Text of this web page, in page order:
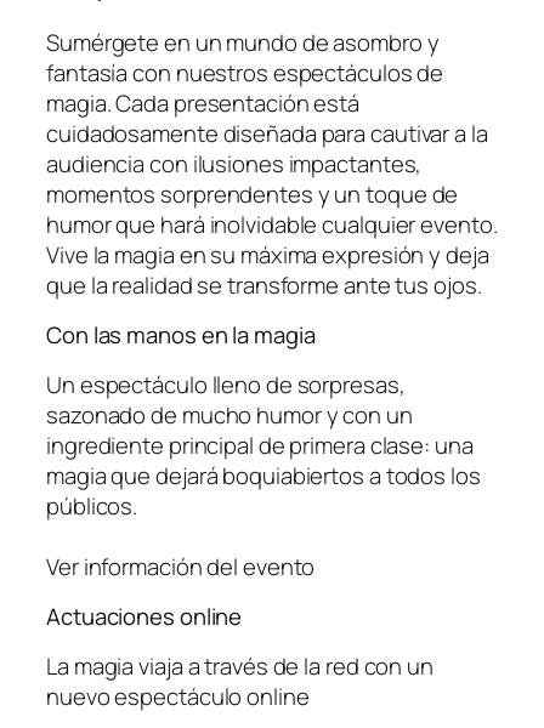
Sumérgete en un mundo de asombro y
fantasía con nuestros espectáculos de
magia. Cada presentación está
cuidadosamente diseñada para cautivar a la
audiencia con ilusiones impactantes,
momentos sorprendentes y un toque de
humor que hará inolvidable cualquier evento.
Vive la magia en su máxima expresión y deja
que la realidad se transforme ante tus ojos.
Con las manos en la magia
Un espectáculo lleno de sorpresas,
sazonado de mucho humor y con un
ingrediente principal de primera clase: una
magia que dejará boquiabiertos a todos los
públicos.
Ver información del evento
Actuaciones online
La magia viaja a través de la red con un
nuevo espectáculo online